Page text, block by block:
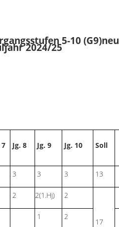
5-10 (G9)neu
2024/25
7 Jg. 8 Jg. 9 Jg. 10 Soll
3 3 3 13
2 2(1.Hj) 2
17
1 2